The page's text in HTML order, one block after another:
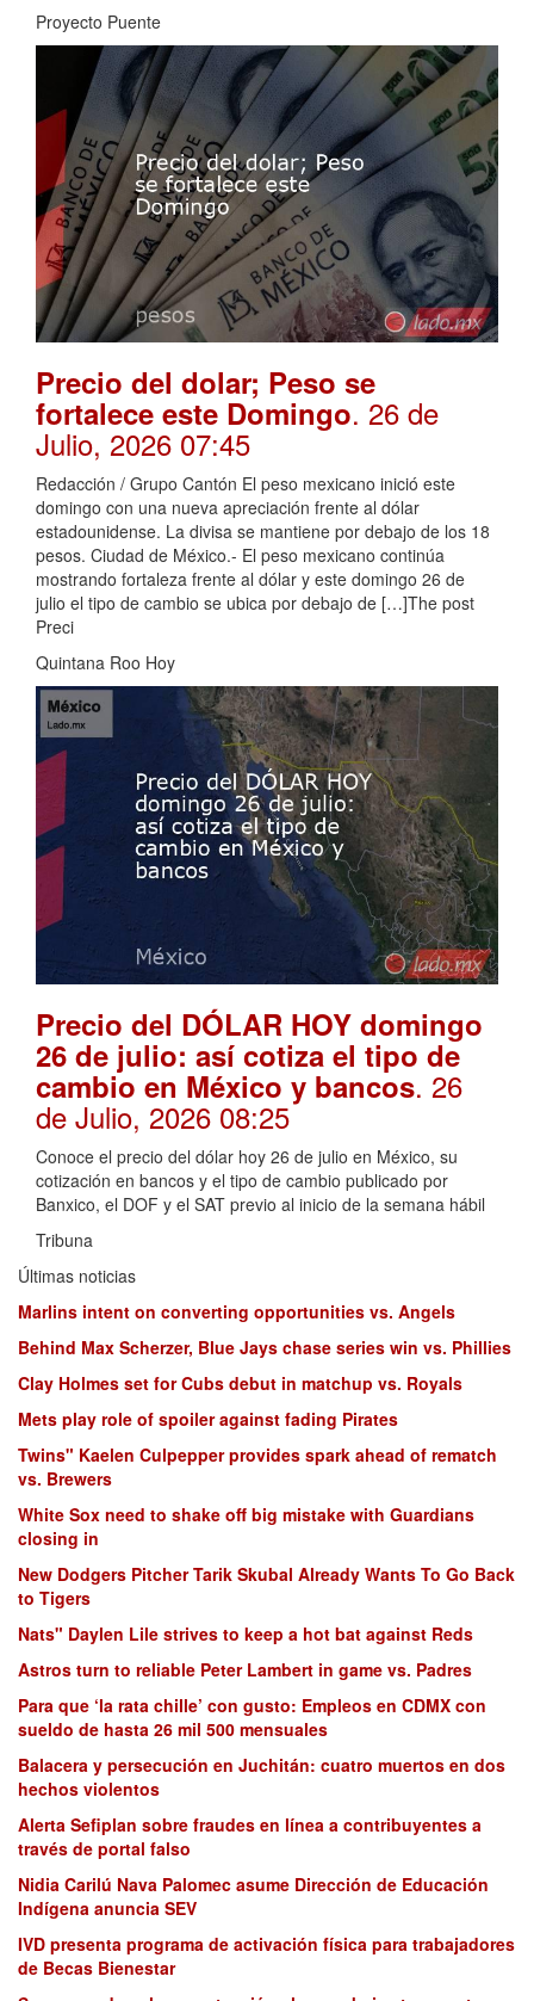
Proyecto Puente
Precio del dolar; Peso se
fortalece este Domingo. 26 de
Julio, 2026 07:45
Redacción / Grupo Cantón El peso mexicano inició este
domingo con una nueva apreciación frente al dólar
estadounidense. La divisa se mantiene por debajo de los 18
pesos. Ciudad de México.- El peso mexicano continúa
mostrando fortaleza frente al dólar y este domingo 26 de
julio el tipo de cambio se ubica por debajo de […]The post
Preci
Quintana Roo Hoy
Precio del DÓLAR HOY domingo
26 de julio: así cotiza el tipo de
cambio en México y bancos. 26
de Julio, 2026 08:25
Conoce el precio del dólar hoy 26 de julio en México, su
cotización en bancos y el tipo de cambio publicado por
Banxico, el DOF y el SAT previo al inicio de la semana hábil
Tribuna
Últimas noticias
Marlins intent on converting opportunities vs. Angels
Behind Max Scherzer, Blue Jays chase series win vs. Phillies
Clay Holmes set for Cubs debut in matchup vs. Royals
Mets play role of spoiler against fading Pirates
Twins" Kaelen Culpepper provides spark ahead of rematch
vs. Brewers
White Sox need to shake off big mistake with Guardians
closing in
New Dodgers Pitcher Tarik Skubal Already Wants To Go Back
to Tigers
Nats" Daylen Lile strives to keep a hot bat against Reds
Astros turn to reliable Peter Lambert in game vs. Padres
Para que ‘la rata chille’ con gusto: Empleos en CDMX con
sueldo de hasta 26 mil 500 mensuales
Balacera y persecución en Juchitán: cuatro muertos en dos
hechos violentos
Alerta Sefiplan sobre fraudes en línea a contribuyentes a
través de portal falso
Nidia Carilú Nava Palomec asume Dirección de Educación
Indígena anuncia SEV
IVD presenta programa de activación física para trabajadores
de Becas Bienestar